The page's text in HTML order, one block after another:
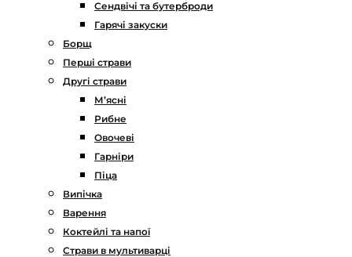
Сендвічі та бутерброди
Гарячі закуски
Борщ
Перші страви
Другі страви
М’ясні
Рибне
Овочеві
Гарніри
Піца
Випічка
Варення
Коктейлі та напої
Страви в мультиварці